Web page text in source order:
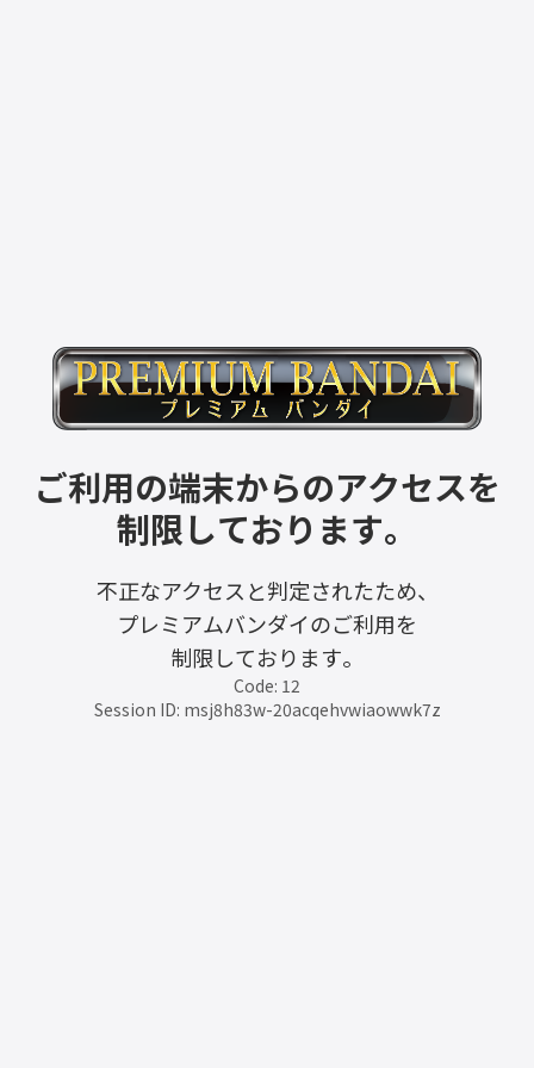
ご利用の端末からのアクセスを
制限しております。
不正なアクセスと判定されたため、
プレミアムバンダイのご利用を
制限しております。
Code: 12
Session ID: msj8h83w-20acqehvwiaowwk7z